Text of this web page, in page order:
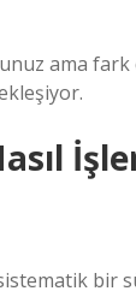
ama
bir